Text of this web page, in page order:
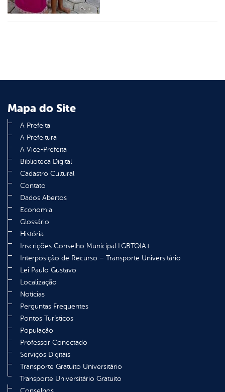
Mapa do Site
A Prefeita
A Prefeitura
A Vice-Prefeita
Biblioteca Digital
Cadastro Cultural
Contato
Dados Abertos
Economia
Glossário
História
Inscrições Conselho Municipal LGBTQIA+
Interposição de Recurso – Transporte Universitário
Lei Paulo Gustavo
Localização
Notícias
Perguntas Frequentes
Pontos Turísticos
População
Professor Conectado
Serviços Digitais
Transporte Gratuito Universitário
Transporte Universitário Gratuito